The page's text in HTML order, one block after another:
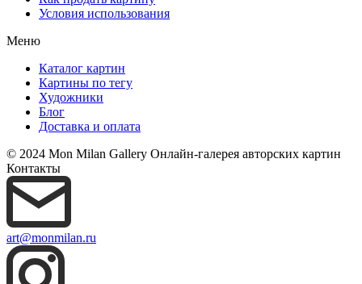
Условия использования
Меню
Каталог картин
Картины по тегу
Художники
Блог
Доставка и оплата
© 2024 Mon Milan Gallery Онлайн-галерея авторских картин
Контакты
art@monmilan.ru